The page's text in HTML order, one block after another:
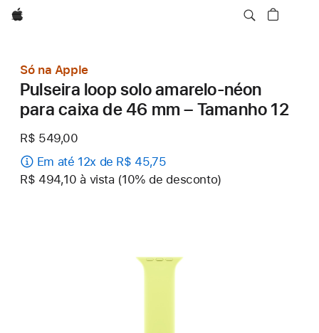
Apple
Só na Apple
Pulseira loop solo amarelo-néon
para caixa de 46 mm – Tamanho 12
R$ 549,00
Em até 12x de R$ 45,75
R$ 494,10 à vista (10% de desconto)